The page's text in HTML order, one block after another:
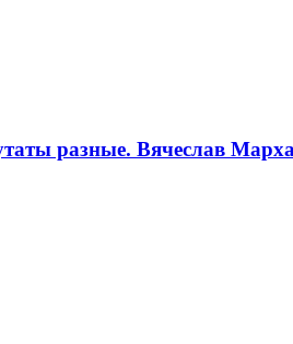
разные. Вячеслав